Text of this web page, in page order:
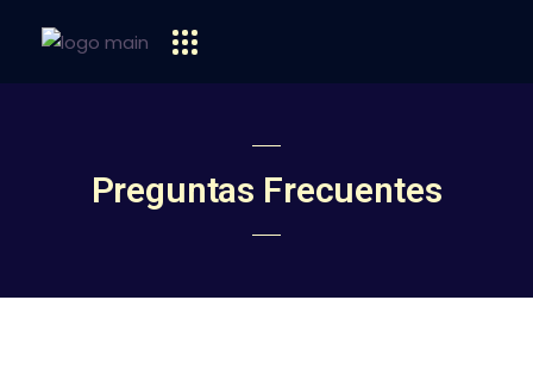
Preguntas Frecuentes